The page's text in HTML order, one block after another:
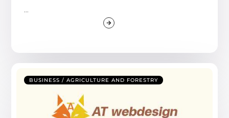
BUSINESS / AGRICULTURE AND FORESTRY